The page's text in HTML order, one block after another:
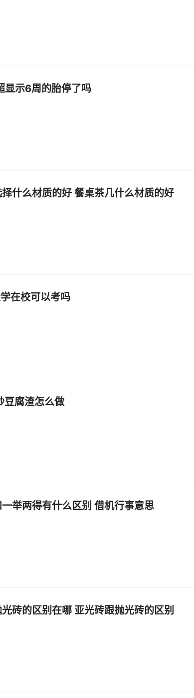
显示6周的胎停了吗
什么材质的好 餐桌茶几什么材质的好
在校可以考吗
豆腐渣怎么做
举两得有什么区别 借机行事意思
砖的区别在哪 亚光砖跟抛光砖的区别